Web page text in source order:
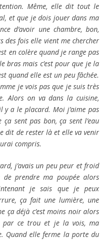
Même, elle dit tout le
et que je dois jouer dans ma
d’avoir une chambre, bon,
des fois elle vient me chercher
en colère quand je range pas
bras mais c’est pour que je la
quand elle est un peu fâchée.
je vois pas que je suis très
Alors on va dans la cuisine,
a le placard. Moi j’aime pas
sent pas bon, ça sent l’eau
dit de rester là et elle va venir
compris.
j’avais un peu peur et froid
prendre ma poupée alors
je sais que je peux
ça fait une lumière, une
ça déjà c’est moins noir alors
par ce trou et je la vois, ma
Quand elle ferme la porte du